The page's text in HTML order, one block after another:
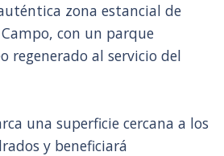
zona estancial de
con un parque
regenerado al servicio del
una superficie cercana a los
y beneficiará